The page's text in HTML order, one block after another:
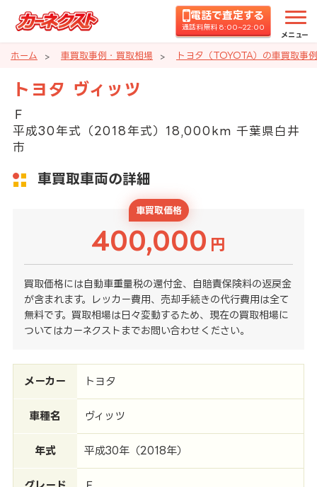
電話で査定する
通話料無料 8:00~22:00
メニュー
ホーム 車買取事例・買取相場 トヨタ（TOYOTA）の車買取事
トヨタ ヴィッツ
Ｆ
平成30年式（2018年式）18,000km 千葉県白井
市
車買取車両の詳細
車買取価格
400,000 円
買取価格には自動車重量税の還付金、自賠責保険料の返戻金
が含まれます。レッカー費用、売却手続きの代行費用は全て
無料です。買取相場は日々変動するため、現在の買取相場に
ついてはカーネクストまでお問い合わせください。
メーカー トヨタ
車種名 ヴィッツ
年式 平成30年（2018年）